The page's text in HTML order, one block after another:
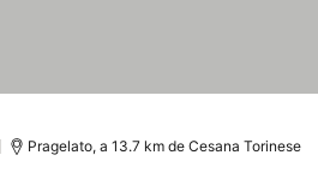
Pragelato, a 13.7 km de Cesana Torinese